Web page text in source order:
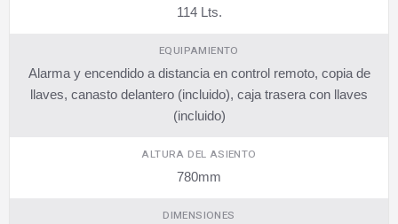
114 Lts.
EQUIPAMIENTO
Alarma y encendido a distancia en control remoto, copia de
llaves, canasto delantero (incluido), caja trasera con llaves
(incluido)
ALTURA DEL ASIENTO
780mm
DIMENSIONES